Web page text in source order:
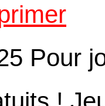
Pour